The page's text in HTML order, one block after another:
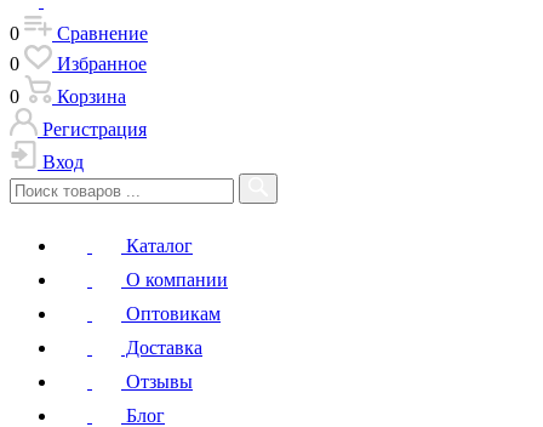
0
Сравнение
0
Избранное
0
Корзина
Регистрация
Вход
Каталог
О компании
Оптовикам
Доставка
Отзывы
Блог